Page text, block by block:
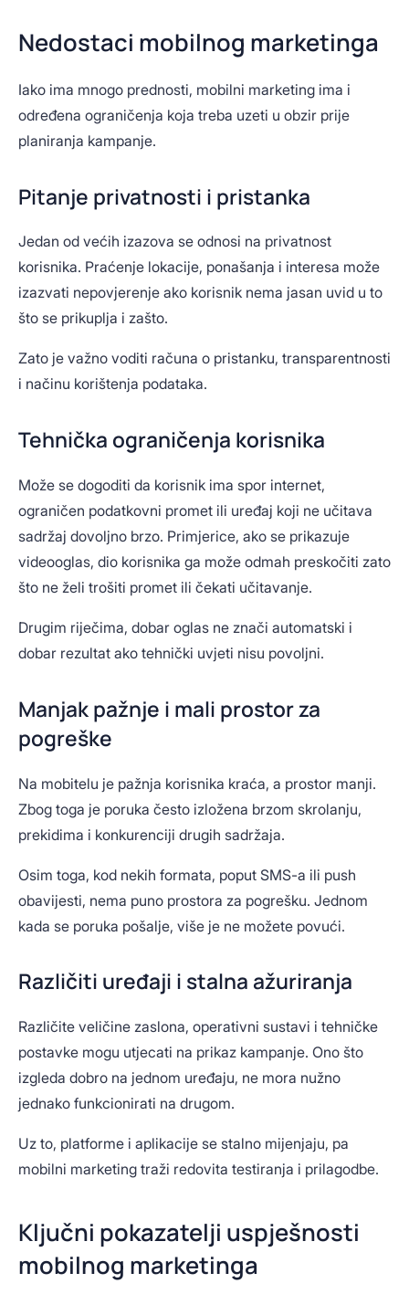
Nedostaci mobilnog marketinga
Iako ima mnogo prednosti, mobilni marketing ima i
određena ograničenja koja treba uzeti u obzir prije
planiranja kampanje.
Pitanje privatnosti i pristanka
Jedan od većih izazova se odnosi na privatnost
korisnika. Praćenje lokacije, ponašanja i interesa može
izazvati nepovjerenje ako korisnik nema jasan uvid u to
što se prikuplja i zašto.
Zato je važno voditi računa o pristanku, transparentnosti
i načinu korištenja podataka.
Tehnička ograničenja korisnika
Može se dogoditi da korisnik ima spor internet,
ograničen podatkovni promet ili uređaj koji ne učitava
sadržaj dovoljno brzo. Primjerice, ako se prikazuje
videooglas, dio korisnika ga može odmah preskočiti zato
što ne želi trošiti promet ili čekati učitavanje.
Drugim riječima, dobar oglas ne znači automatski i
dobar rezultat ako tehnički uvjeti nisu povoljni.
Manjak pažnje i mali prostor za
pogreške
Na mobitelu je pažnja korisnika kraća, a prostor manji.
Zbog toga je poruka često izložena brzom skrolanju,
prekidima i konkurenciji drugih sadržaja.
Osim toga, kod nekih formata, poput SMS-a ili push
obavijesti, nema puno prostora za pogrešku. Jednom
kada se poruka pošalje, više je ne možete povući.
Različiti uređaji i stalna ažuriranja
Različite veličine zaslona, operativni sustavi i tehničke
postavke mogu utjecati na prikaz kampanje. Ono što
izgleda dobro na jednom uređaju, ne mora nužno
jednako funkcionirati na drugom.
Uz to, platforme i aplikacije se stalno mijenjaju, pa
mobilni marketing traži redovita testiranja i prilagodbe.
Ključni pokazatelji uspješnosti
mobilnog marketinga